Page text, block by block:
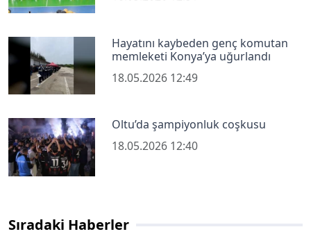
Hayatını kaybeden genç komutan
memleketi Konya’ya uğurlandı
18.05.2026 12:49
Oltu’da şampiyonluk coşkusu
18.05.2026 12:40
Sıradaki Haberler